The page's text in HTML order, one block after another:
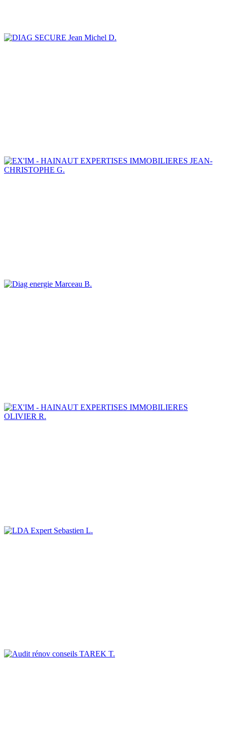
Jean Michel D.
JEAN-
CHRISTOPHE G.
Marceau B.
OLIVIER R.
Sebastien L.
TAREK T.